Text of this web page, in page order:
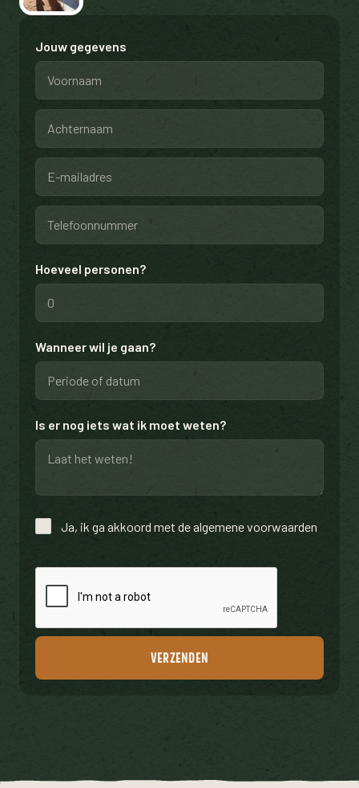
Jouw gegevens
Hoeveel personen?
Wanneer wil je gaan?
Is er nog iets wat ik moet weten?
Ja, ik ga akkoord met de algemene voorwaarden